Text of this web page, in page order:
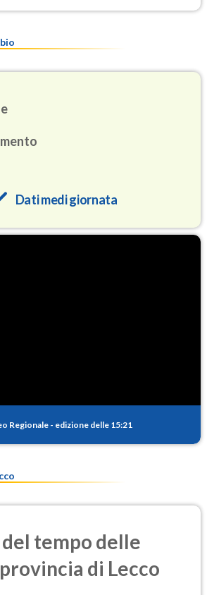
Dati medi giornata
Regionale - edizione delle 15:21
tempo delle
di Lecco